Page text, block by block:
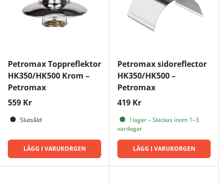
Petromax Toppreflektor
HK350/HK500 Krom –
Petromax
559 Kr
Slutsåld
LÄGG I VARUKORGEN
Petromax sidoreflector
HK350/HK500 –
Petromax
419 Kr
I lager – Skickas inom 1–3
vardagar
LÄGG I VARUKORGEN